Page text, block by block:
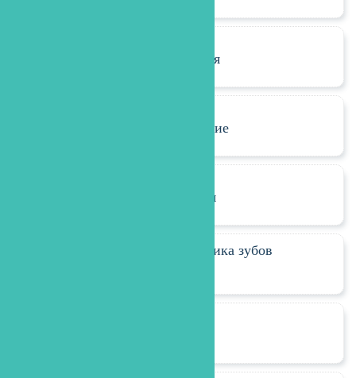
Имплантация
Протезирование
Реставрация
Отбеливание и эстетика зубов